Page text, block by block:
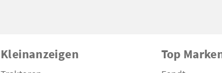
Kleinanzeigen Top